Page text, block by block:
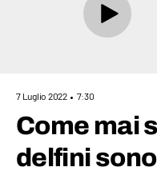
7 Luglio 2022 7:30
Come mai
delfini